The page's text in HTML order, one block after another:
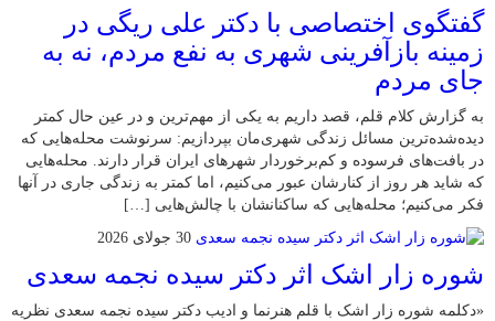
گفتگوی اختصاصی با دکتر علی ریگی در
زمینه بازآفرینی شهری به نفع مردم، نه به
جای مردم
به گزارش کلام قلم، قصد داریم به یکی از مهم‌ترین و در عین حال کمتر
دیده‌شده‌ترین مسائل زندگی شهری‌مان بپردازیم: سرنوشت محله‌هایی که
در بافت‌های فرسوده و کم‌برخوردار شهرهای ایران قرار دارند. محله‌هایی
که شاید هر روز از کنارشان عبور می‌کنیم، اما کمتر به زندگی جاری در آنها
فکر می‌کنیم؛ محله‌هایی که ساکنانشان با چالش‌هایی […]
30 جولای 2026
شوره زار اشک اثر دکتر سیده نجمه سعدی
«دکلمه شوره زار اشک با قلم هنرنما و ادیب دکتر سیده نجمه سعدی نظریه